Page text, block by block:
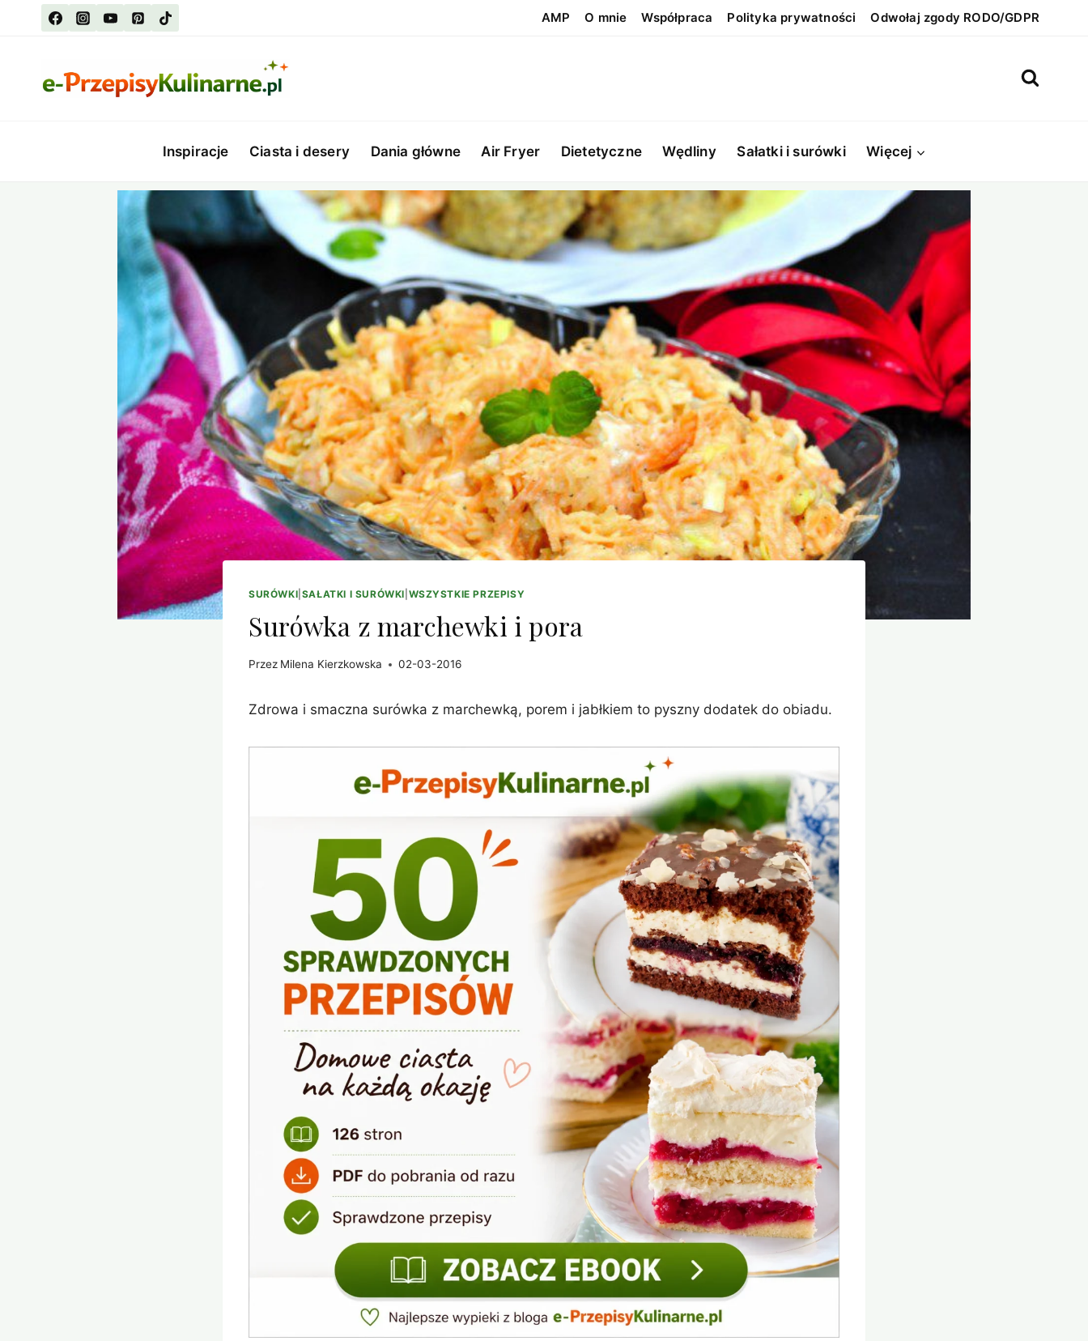
AMP O mnie Współpraca Polityka prywatności Odwołaj zgody RODO/GDPR
Inspiracje Ciasta i desery Dania główne Air Fryer Dietetyczne Wędliny Sałatki i surówki Więcej
SURÓWKI SAŁATKI I SURÓWKI WSZYSTKIE PRZEPISY
Surówka z marchewki i pora
Przez Milena Kierzkowska 02-03-2016
Zdrowa i smaczna surówka z marchewką, porem i jabłkiem to pyszny dodatek do obiadu.